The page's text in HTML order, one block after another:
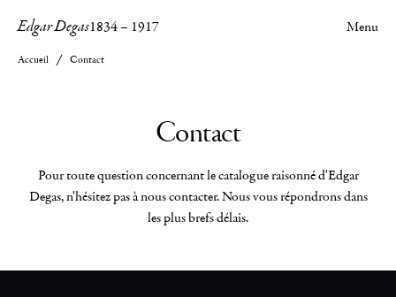
Edgar Degas1834– 1917 Menu
Accueil Contact
Contact
Pour toute question concernant le catalogue raisonné d'Edgar
Degas, n'hésitez pas à nous contacter. Nous vous répondrons dans
les plus brefs délais.